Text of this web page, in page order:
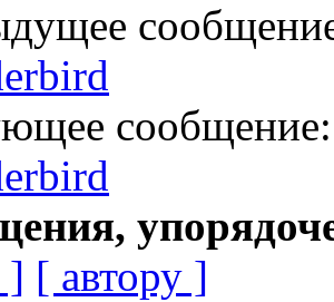
] [ автору ]